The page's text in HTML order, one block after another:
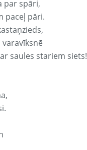
par spāri,
paceļ pāri.
varavīksnē
saules stariem siets!